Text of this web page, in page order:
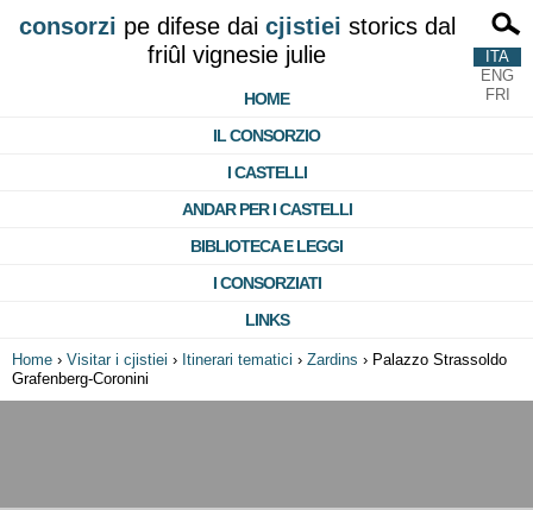
consorzi pe difese dai cjistiei storics dal
friûl vignesie julie
HOME
IL CONSORZIO
I CASTELLI
ANDAR PER I CASTELLI
BIBLIOTECA E LEGGI
I CONSORZIATI
LINKS
ITA
ENG
FRI
Home › Visitar i cjistiei › Itinerari tematici › Zardins › Palazzo Strassoldo
Grafenberg-Coronini